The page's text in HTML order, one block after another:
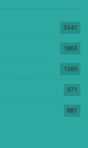
3541
1863
1389
971
881